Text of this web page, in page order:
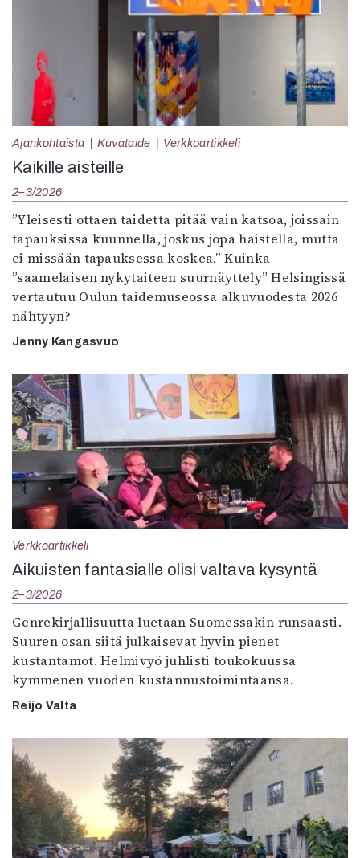
Ajankohtaista Kuvataide Verkkoartikkeli
Kaikille aisteille
2–3/2026
”Yleisesti ottaen taidetta pitää vain katsoa, joissain
tapauksissa kuunnella, joskus jopa haistella, mutta
ei missään tapauksessa koskea.” Kuinka
”saamelaisen nykytaiteen suurnäyttely” Helsingissä
vertautuu Oulun taidemuseossa alkuvuodesta 2026
nähtyyn?
Jenny Kangasvuo
Verkkoartikkeli
Aikuisten fantasialle olisi valtava kysyntä
2–3/2026
Genrekirjallisuutta luetaan Suomessakin runsaasti.
Suuren osan siitä julkaisevat hyvin pienet
kustantamot. Helmivyö juhlisti toukokuussa
kymmenen vuoden kustannustoimintaansa.
Reijo Valta